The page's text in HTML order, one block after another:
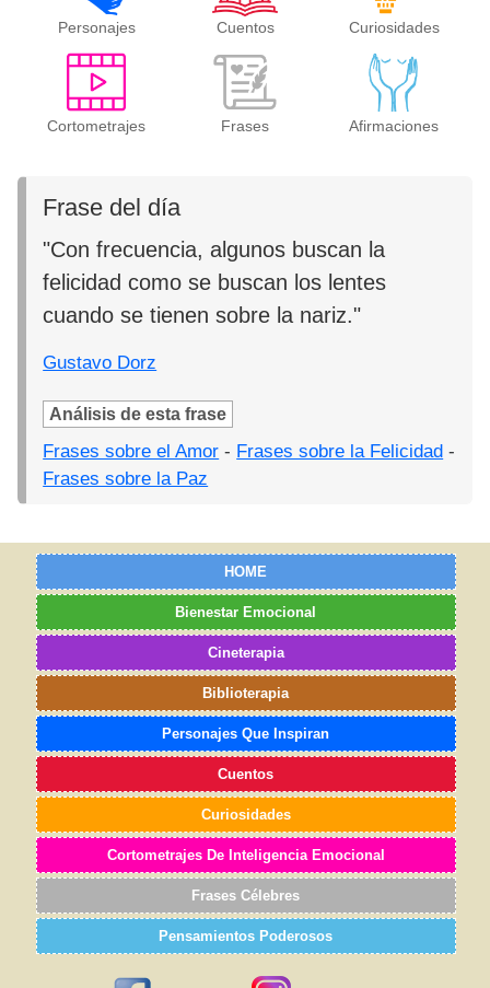
Personajes Cuentos Curiosidades
Cortometrajes Frases Afirmaciones
Frase del día
"Con frecuencia, algunos buscan la
felicidad como se buscan los lentes
cuando se tienen sobre la nariz."
Gustavo Dorz
Análisis de esta frase
Frases sobre el Amor - Frases sobre la Felicidad -
Frases sobre la Paz
HOME
Bienestar Emocional
Cineterapia
Biblioterapia
Personajes Que Inspiran
Cuentos
Curiosidades
Cortometrajes De Inteligencia Emocional
Frases Célebres
Pensamientos Poderosos